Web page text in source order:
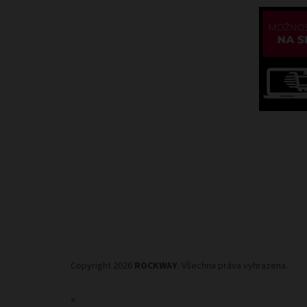
Copyright 2026 ROCKWAY . Všechna práva vyhrazena.
×